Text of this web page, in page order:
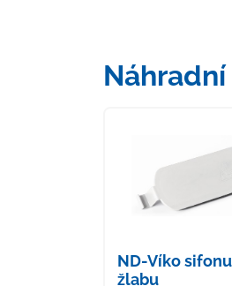
ND-Víko
žlabu